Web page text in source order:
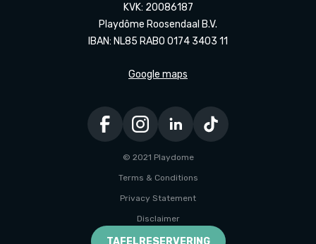
KVK: 20086187
Playdôme Roosendaal B.V.
IBAN: NL85 RABO 0174 3403 11
Google maps
© 2021 Playdome
Terms & Conditions
Privacy Statement
Disclaimer
Ontwikkeld door Every Day
TAFELRESERVERING